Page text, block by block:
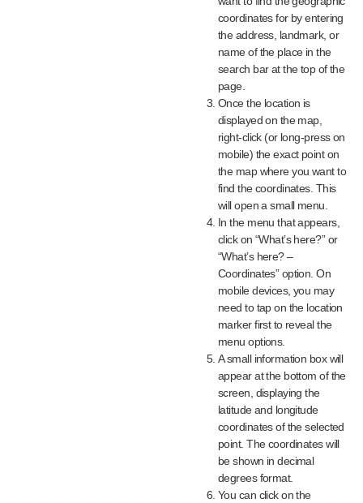
coordinates for by entering
the address, landmark, or
name of the place in the
search bar at the top of the
page.
Once the location is
displayed on the map,
right-click (or long-press on
mobile) the exact point on
the map where you want to
find the coordinates. This
will open a small menu.
In the menu that appears,
click on “What’s here?” or
“What’s here? –
Coordinates” option. On
mobile devices, you may
need to tap on the location
marker first to reveal the
menu options.
A small information box will
appear at the bottom of the
screen, displaying the
latitude and longitude
coordinates of the selected
point. The coordinates will
be shown in decimal
degrees format.
You can click on the